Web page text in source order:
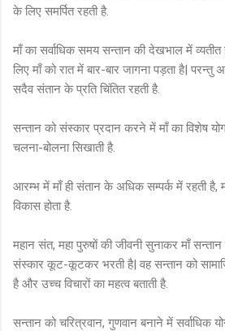
के लिए समर्पित रहती है.
माँ का सर्वाधिक समय सन्तान की देखभाल में
लिए माँ को रात में बार-बार जागना पड़ता है| परन्तु
सदैव संतान के प्रति चिंतित रहती है.
सन्तान को संस्कार प्रदान करने में माँ का विशेष
चलना-बोलना सिखाती है.
आरम्भ में माँ ही संतान के अधिक सम्पर्क में रहती है,
विकास होता है.
महान संत, महा पुरुषों की जीवनी सुनाकर माँ
संस्कार कूट-कूटकर भरती है| वह सन्तान को
है और उच्च विचारों का महत्व बताती है.
सन्तान को चरित्रवान, गुणवान बनाने में सर्वाधिक